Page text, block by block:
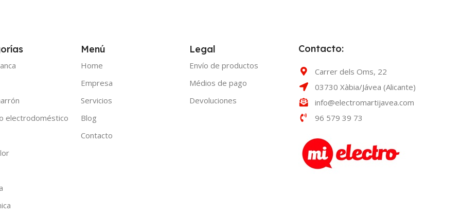
electrodoméstico
Menú
Home
Empresa
Servicios
Blog
Contacto
Legal
Envío de productos
Médios de pago
Devoluciones
Contacto:
Carrer dels Oms, 22
03730 Xàbia/Jávea (Alicante)
info@electromartijavea.com
96 579 39 73